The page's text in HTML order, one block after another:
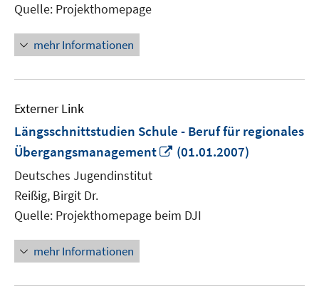
Quelle: Projekthomepage
mehr Informationen
Externer Link
Längsschnittstudien Schule - Beruf für regionales
Übergangsmanagement
In
(01.01.2007)
Deutsches Jugendinstitut
Reißig, Birgit Dr.
Quelle: Projekthomepage beim DJI
mehr Informationen